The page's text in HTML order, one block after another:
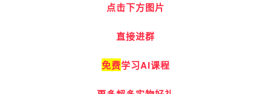
点击下方图片
直接进群
免费学习AI课程